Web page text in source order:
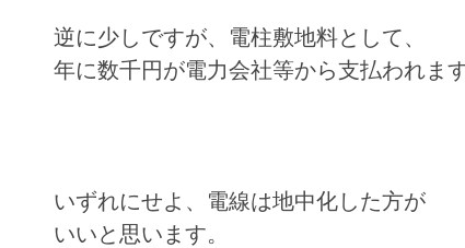
逆に少しですが、電柱敷地料として、
年に数千円が電力会社等から支払われま
いずれにせよ、電線は地中化した方が
いいと思います。